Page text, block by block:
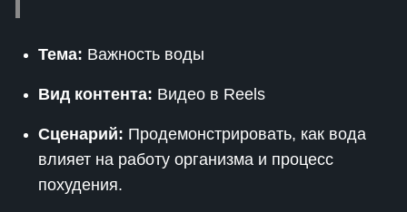
Тема: Важность воды
Вид контента: Видео в Reels
Сценарий: Продемонстрировать, как вода
влияет на работу организма и процесс
похудения.